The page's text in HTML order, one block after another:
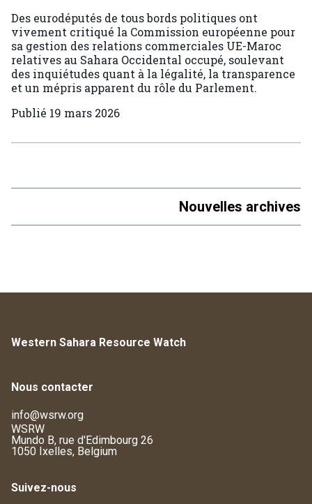
Des eurodéputés de tous bords politiques ont
vivement critiqué la Commission européenne pour
sa gestion des relations commerciales UE-Maroc
relatives au Sahara Occidental occupé, soulevant
des inquiétudes quant à la légalité, la transparence
et un mépris apparent du rôle du Parlement.
Publié 19 mars 2026
Nouvelles archives
Western Sahara Resource Watch
Nous contacter
info@wsrw.org
WSRW
Mundo B, rue d'Edimbourg 26
1050 Ixelles, Belgium
Suivez-nous